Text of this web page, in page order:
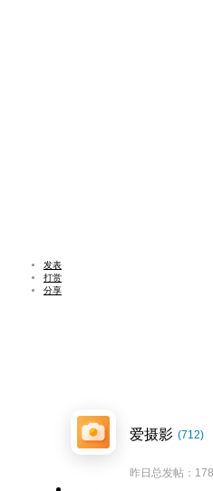
发表
打赏
分享
爱摄影 (712)
昨日总发帖：